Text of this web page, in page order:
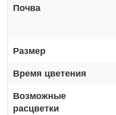
Почва
Размер
Время цветения
Возможные
расцветки